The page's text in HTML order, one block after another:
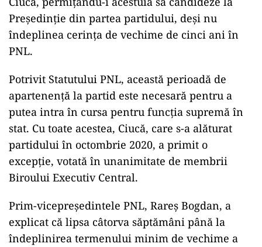
Președinție din partea partidului, deși nu
îndeplinea cerința de vechime de cinci ani în
PNL.
Potrivit Statutului PNL, această perioadă de
apartenență la partid este necesară pentru a
putea intra în cursa pentru funcția supremă în
stat. Cu toate acestea, Ciucă, care s-a alăturat
partidului în octombrie 2020, a primit o
excepție, votată în unanimitate de membrii
Biroului Executiv Central.
Prim-vicepreședintele PNL, Rareș Bogdan, a
explicat că lipsa câtorva săptămâni până la
îndeplinirea termenului minim de vechime a